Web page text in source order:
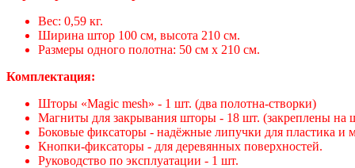
Вес: 0,59 кг.
Ширина штор 100 см, высота 210 см.
Размеры одного полотна: 50 см х 210 см.
Комплектация:
Шторы «Magic mesh» - 1 шт. (два полотна-створки)
Магниты для закрывания шторы - 18 шт. (закреплены на
Боковые фиксаторы - надёжные липучки для пластика и
Кнопки-фиксаторы - для деревянных поверхностей.
Руководство по эксплуатации - 1 шт.